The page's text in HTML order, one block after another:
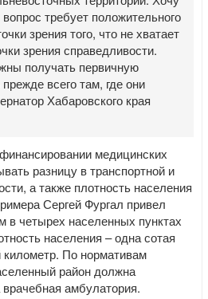
требует положительного
зрения того, что не хватает
зрения справедливости.
получать первичную
всего там, где они
Хабаровского края
медицинских
разницу в транспортной и
а также плотность населения
Сергей Фургал привел
в четырех населенных пунктах
населения – одна сотая
километр. По нормативам
район должна
амбулатория.